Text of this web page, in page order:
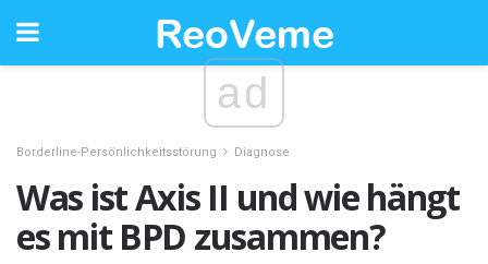
ad
Borderline-Persönlichkeitsstörung Diagnose
Was ist Axis II und wie hängt
es mit BPD zusammen?